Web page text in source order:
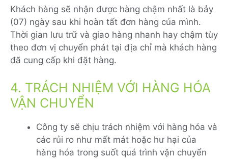
Khách hàng sẽ nhận được hàng chậm nhất là bảy
(07) ngày sau khi hoàn tất đơn hàng của mình.
Thời gian lưu trữ và giao hàng nhanh hay chậm tùy
theo đơn vị chuyển phát tại địa chỉ mà khách hàng
đã cung cấp khi đặt hàng.
4. TRÁCH NHIỆM VỚI HÀNG HÓA
VẬN CHUYỂN
Công ty sẽ chịu trách nhiệm với hàng hóa và
các rủi ro như mất mát hoặc hư hại của
hàng hóa trong suốt quá trình vận chuyển